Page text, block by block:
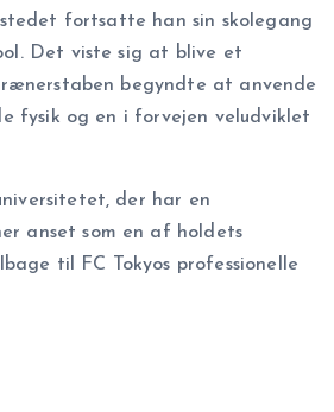
fortsatte han sin skolegang
Det viste sig at blive et
begyndte at anvende
fysik og en i forvejen veludviklet
der har en
anset som en af holdets
til FC Tokyos professionelle